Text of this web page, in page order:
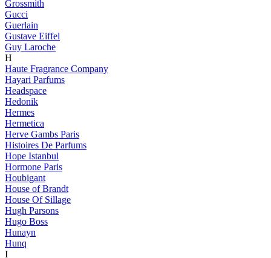
Grossmith
Gucci
Guerlain
Gustave Eiffel
Guy Laroche
H
Haute Fragrance Company
Hayari Parfums
Headspace
Hedonik
Hermes
Hermetica
Herve Gambs Paris
Histoires De Parfums
Hope Istanbul
Hormone Paris
Houbigant
House of Brandt
House Of Sillage
Hugh Parsons
Hugo Boss
Hunayn
Hunq
I